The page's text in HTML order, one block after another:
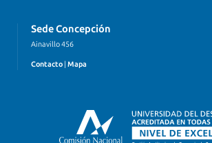
Sede Concepción
Ainavillo 456
Contacto Mapa